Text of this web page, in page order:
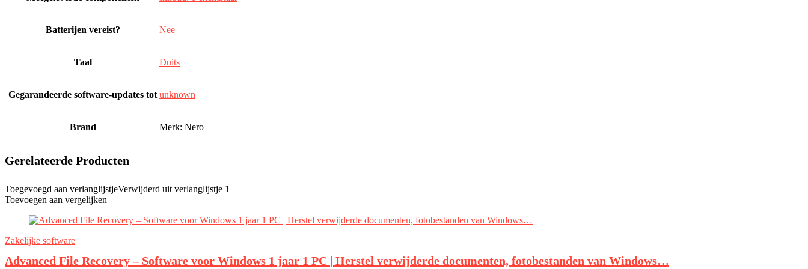
Batterijen vereist? ‎Nee
Taal ‎Duits
Gegarandeerde software-updates tot ‎unknown
Brand Merk: Nero
Gerelateerde Producten
Toegevoegd aan verlanglijstjeVerwijderd uit verlanglijstje 1
Toevoegen aan vergelijken
Zakelijke software
Advanced File Recovery – Software voor Windows 1 jaar 1 PC | Herstel verwijderde documenten, fotobestanden van Windows…